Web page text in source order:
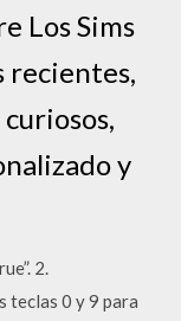
Los Sims
recientes,
y
2.
teclas 0 y 9 para